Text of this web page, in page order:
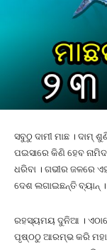
ସବୁଠୁ ଦାମୀ ମାଛ । ଦାମ୍
ପଇସାରେ କିଣି ହେବ
ଧରିବା । ଗଭୀର ଜଳରେ
ଦେଶ ଲଗାଇଛନ୍ତି ବ୍ୟାନ୍ ।
ରହସ୍ୟମୟ ଦୁନିଆ ।
ପୃଷ୍ଠଠୁ ଆରମ୍ଭ କରି